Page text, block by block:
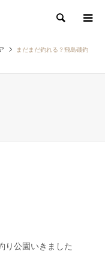
検索
まだまだ釣れる？飛島磯釣
り公園いきました